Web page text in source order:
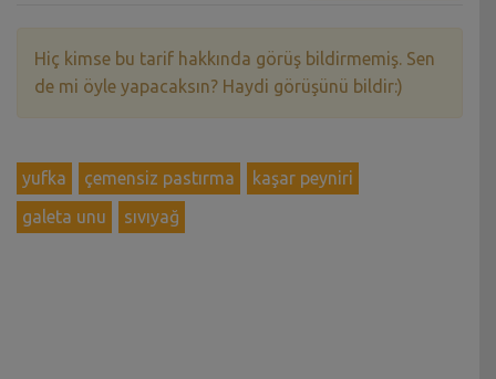
Hiç kimse bu tarif hakkında görüş bildirmemiş. Sen
de mi öyle yapacaksın? Haydi görüşünü bildir:)
yufka çemensiz pastırma
kaşar peyniri
galeta unu
sıvıyağ